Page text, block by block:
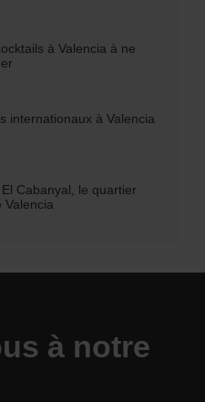
à Valencia à ne
internationaux à Valencia
Cabanyal, le quartier
Valencia
à notre